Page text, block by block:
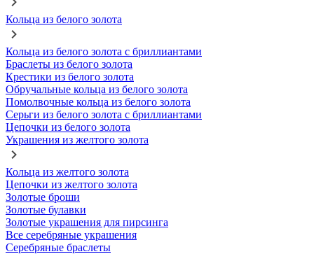
Кольца из белого золота
Кольца из белого золота с бриллиантами
Браслеты из белого золота
Крестики из белого золота
Обручальные кольца из белого золота
Помолвочные кольца из белого золота
Серьги из белого золота с бриллиантами
Цепочки из белого золота
Украшения из желтого золота
Кольца из желтого золота
Цепочки из желтого золота
Золотые броши
Золотые булавки
Золотые украшения для пирсинга
Все серебряные украшения
Серебряные браслеты